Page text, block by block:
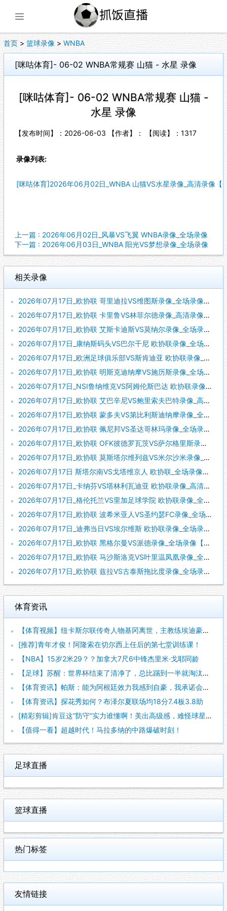
首页 > 篮球录像 > WNBA
[咪咕体育]- 06-02 WNBA常规赛 山猫 - 水星 录像
[咪咕体育]- 06-02 WNBA常规赛 山猫 -
水星 录像
【发布时间】：2026-06-03 【作者】： 【阅读】： 1317
录像列表:
[咪咕体育]2026年06月02日_WNBA 山猫VS水星录像_高清录像【
上一篇 : 2026年06月02日_风暴VS飞翼 WNBA录像_全场录像
下一篇 : 2026年06月03日_WNBA 阳光VS梦想录像_全场录像
相关录像
2026年07月17日_欧协联 哥里迪拉VS维图斯录像_全场录像【高清回放】
2026年07月17日_欧协联 卡里鲁VS林菲尔德录像_高清录像【全场回放】
2026年07月17日_欧协联 艾斯卡迪斯VS莫纳尔录像_全场录像【视频集锦】
2026年07月17日_康纳斯码头VS巴尔干尼 欧协联录像_全场录像【视频集锦】
2026年07月17日_欧洲足球俱乐部VS斯肯迪亚 欧协联录像_高清录像【全场回放】
2026年07月17日_欧协联 明斯克迪纳摩VS施历斯录像_全场录像【高清回放】
2026年07月17日_NSI鲁纳维克VS阿姆伦斯巴达 欧协联录像_全场录像【视频集锦】
2026年07月17日_欧协联 艾巴辛尼VS鲍里索夫巴特录像_高清录像【全场回放】
2026年07月17日_欧协联 蒙多夫VS第比利斯迪纳摩录像_全场录像【视频集锦】
2026年07月17日_欧协联 佩尼邦VS圣达哥林玛录像_全场录像【视频集锦】
2026年07月17日_欧协联 OFK彼德罗瓦茨VS萨尔格里斯录像_全场录像【高清回放】
2026年07月17日_欧协联 莫斯塔尔维列兹VS米尔沙米录像_全场录像【全场回放】
2026年07月17日 斯塔尔南VS戈塔维京人 欧协联_全场录像【全场回放】
2026年07月17日_卡纳芬VS塔林利瓦迪亚 欧协联录像_高清录像【全场回放】
2026年07月17日_格伦托兰VS里加足球学院 欧协联录像_全场录像【高清回放】
2026年07月17日_欧协联 波希米亚人VS圣约瑟FC录像_全场录像【高清回放】
2026年07月17日_迪弗当日VS埃尔维斯 欧协联录像_全场录像【视频集锦】
2026年07月17日_欧协联 黑格尔曼VS派德录像_全场录像【高清回放】
2026年07月17日_欧协联 马沙斯洛克VS叶里温凤凰录像_全场录像【全场回放】
2026年07月17日_欧协联 兹拉VS古泰斯拖比度录像_全场录像【高清回放】
体育资讯
【体育视频】纽卡斯尔联传奇人物基冈离世，主教练埃迪豪献上鲜花
[推荐]青年才俊！阿隆索在切尔西上任后的第七堂训练课！
【NBA】15岁2米29？？加拿大7尺6中锋杰里米·戈耶同龄
【足球】苏醒：世界杯结束了清净了，总比踢到一半就淘汰的那种清
【体育资讯】帕斯：能为阿根廷效力我感到自豪，我承诺会全力把世
【体育资讯】探花秀如何？布泽尔夏联场均18分7.4板3.8助
[精彩剪辑]肯豆这“防守”实力谁懂啊！美出高级感，难怪球星都
【值得一看】超越时代！马拉多纳的中路爆破时刻！
足球直播
篮球直播
热门标签
友情链接